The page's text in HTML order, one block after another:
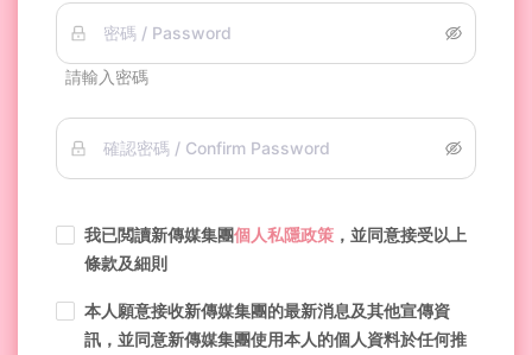
密碼 / Password
請輸入密碼
確認密碼 / Confirm Password
我已閲讀新傳媒集團個人私隱政策 ，並同意接受以上
條款及細則
本人願意接收新傳媒集團的最新消息及其他宣傳資
訊，並同意新傳媒集團使用本人的個人資料於任何推